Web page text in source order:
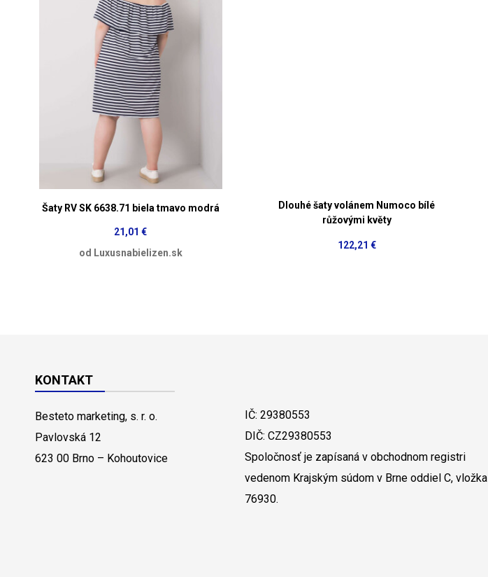
Šaty RV SK 6638.71 biela tmavo modrá
21,01 €
od Luxusnabielizen.sk
Dlouhé šaty volánem Numoco bílé
růžovými květy
122,21 €
KONTAKT
Besteto marketing, s. r. o.
Pavlovská 12
623 00 Brno – Kohoutovice
IČ: 29380553
DIČ: CZ29380553
Spoločnosť je zapísaná v obchodnom registri
vedenom Krajským súdom v Brne oddiel C, vložka
76930.